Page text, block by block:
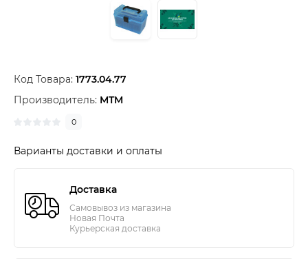
Код Товара: 1773.04.77
Производитель: MTM
0
Варианты доставки и оплаты
Доставка
Самовывоз из магазина
Новая Почта
Курьерская доставка